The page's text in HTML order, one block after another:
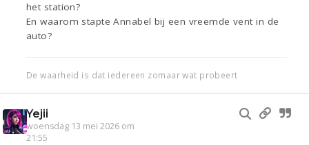
het station?
En waarom stapte Annabel bij een vreemde vent in de
auto?
De waarheid is dat iedereen zomaar wat probeert
Yejii
woensdag 13 mei 2026 om
21:55